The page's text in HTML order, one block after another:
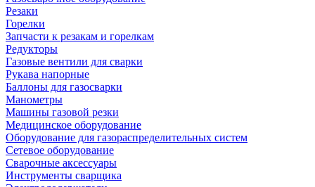
Резаки
Горелки
Запчасти к резакам и горелкам
Редукторы
Газовые вентили для сварки
Рукава напорные
Баллоны для газосварки
Манометры
Машины газовой резки
Медицинское оборудование
Оборудование для газораспределительных систем
Сетевое оборудование
Сварочные аксессуары
Инструменты сварщика